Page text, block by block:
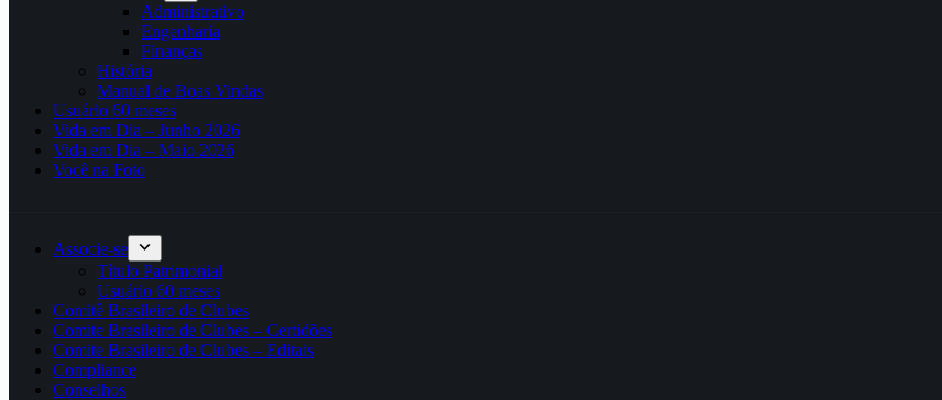
Administrativo
Engenharia
Finanças
História
Manual de Boas Vindas
Usuário 60 meses
Vida em Dia – Junho 2026
Vida em Dia – Maio 2026
Você na Foto
Associe-se
Título Patrimonial
Usuário 60 meses
Comitê Brasileiro de Clubes
Comite Brasileiro de Clubes – Certidões
Comite Brasileiro de Clubes – Editais
Compliance
Conselhos